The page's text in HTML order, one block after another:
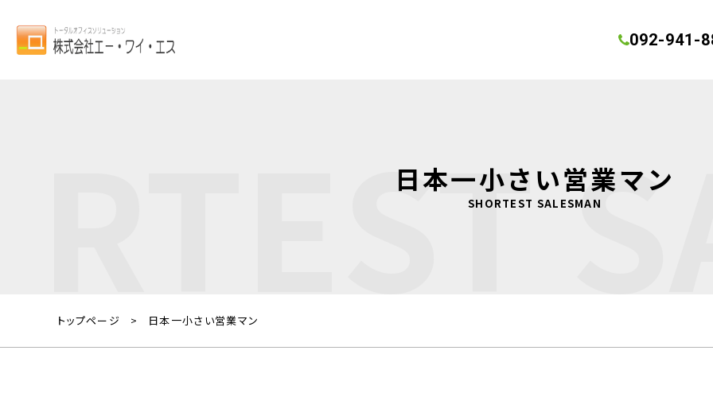
092-941-
日本一小さい営業マン
SHORTEST SALESMAN
RTEST
トップページ 日本一小さい営業マン